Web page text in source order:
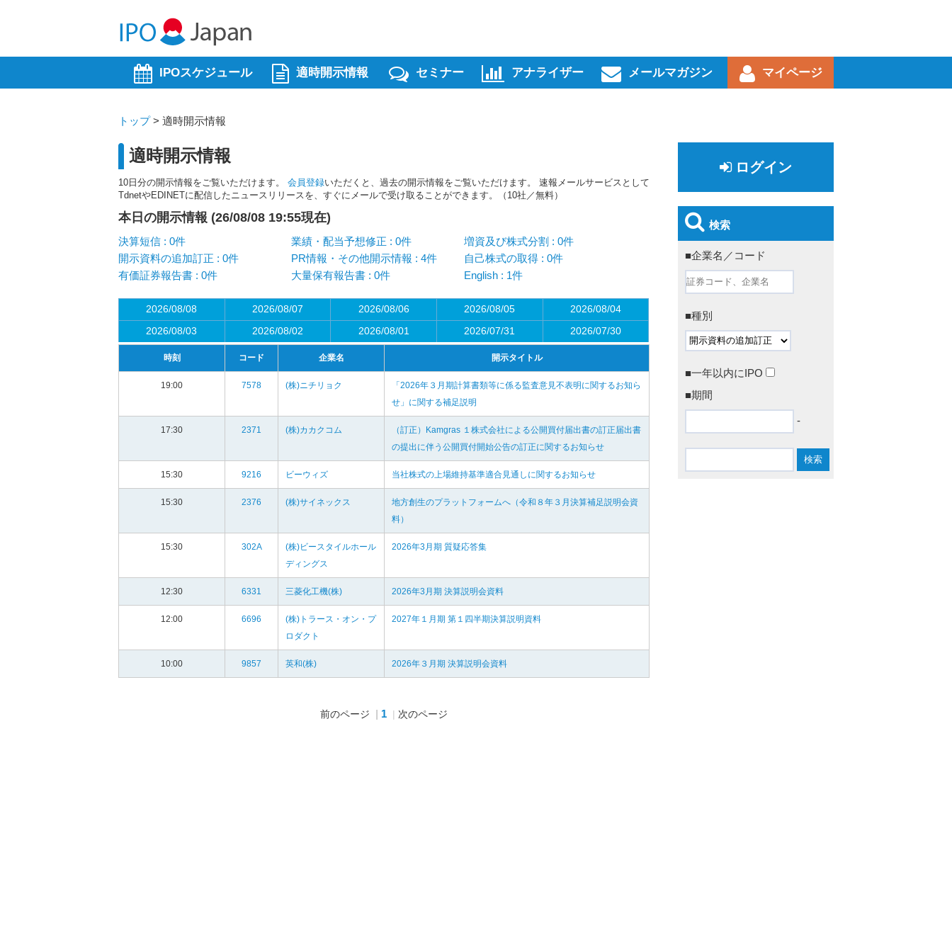
IPOスケジュール 適時開示情報 セミナー アナライザー メールマガジン マイページ
トップ> 適時開示情報
適時開示情報
10日分の開示情報をご覧いただけます。 会員登録いただくと、過去の開示情報をご覧いただけます。 速報メールサービスとして
TdnetやEDINETに配信したニュースリリースを、すぐにメールで受け取ることができます。（10社／無料）
本日の開示情報 (26/08/08 19:55現在)
決算短信 : 0件 業績・配当予想修正 : 0件
増資及び株式分割 : 0件
開示資料の追加訂正 : 0件
PR情報・その他開示情報 : 4件
自己株式の取得 : 0件
有価証券報告書 : 0件
大量保有報告書 : 0件 English : 1件
2026/08/08 2026/08/07 2026/08/06 2026/08/05
2026/08/04
2026/08/03
2026/08/02 2026/08/01 2026/07/31 2026/07/30
時刻 コード 企業名 開示タイトル
19:00 7578 (株)ニチリョク
「2026年３月期計算書類等に係る監査意見不表明に関するお知ら
せ」に関する補足説明
17:30 2371 (株)カカクコム
（訂正）Kamgras １株式会社による公開買付届出書の訂正届出書
の提出に伴う公開買付開始公告の訂正に関するお知らせ
15:30 9216 ビーウィズ 当社株式の上場維持基準適合見通しに関するお知らせ
15:30 2376 (株)サイネックス
地方創生のプラットフォームへ（令和８年３月決算補足説明会資
料）
15:30 302A
(株)ビースタイルホール
ディングス
2026年3月期 質疑応答集
12:30 6331 三菱化工機(株) 2026年3月期 決算説明会資料
12:00 6696
(株)トラース・オン・プ
ロダクト
2027年１月期 第１四半期決算説明資料
10:00 9857 英和(株) 2026年３月期 決算説明会資料
前のページ 1 次のページ
ログイン
検索
■企業名／コード
■種別
■一年以内にIPO
■期間
-